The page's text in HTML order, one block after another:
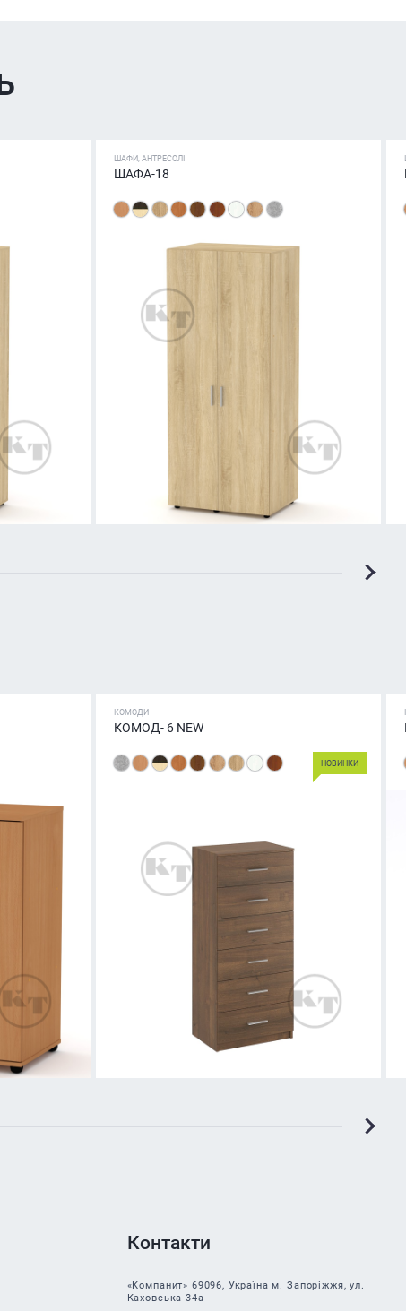
ШАФИ, АНТРЕСОЛІ
ШАФА-18
КОМОДИ
КОМОД- 6 NEW
НОВИНКИ
Контакти
«Компанит» 69096, Україна м. Запоріжжя, ул.
Каховська 34а